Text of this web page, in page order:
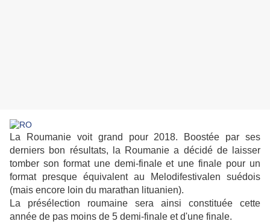
La Roumanie voit grand pour 2018. Boostée par ses
derniers bon résultats, la Roumanie a décidé de laisser
tomber son format une demi-finale et une finale pour un
format presque équivalent au Melodifestivalen suédois
(mais encore loin du marathan lituanien).
La présélection roumaine sera ainsi constituée cette
année de pas moins de 5 demi-finale et d'une finale.